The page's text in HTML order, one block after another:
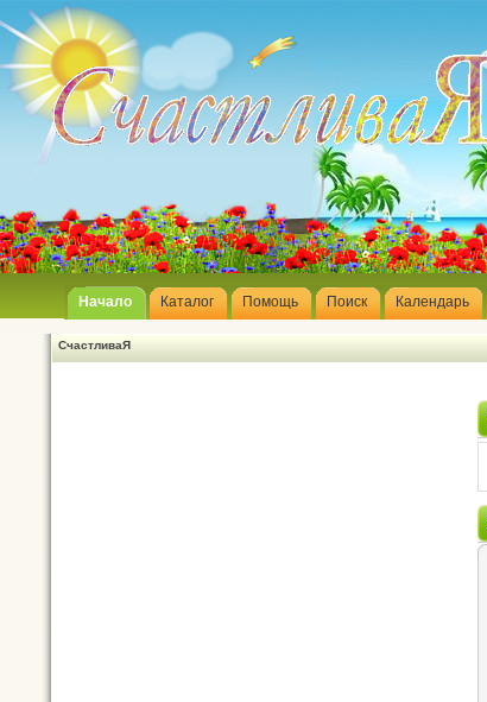
Начало Каталог Помощь Поиск Календарь
СчастливаЯ